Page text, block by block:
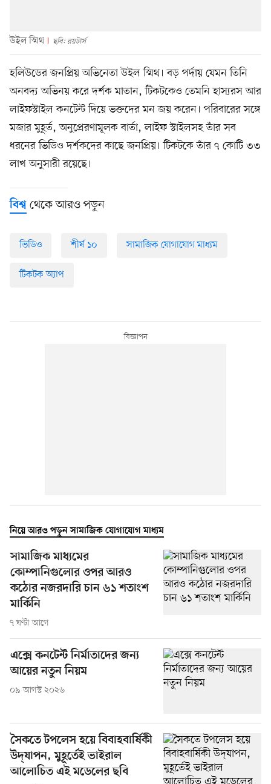
উইল স্মিথ ছবি: রয়টার্স
হলিউডের জনপ্রিয় অভিনেতা উইল স্মিথ। বড় পর্দায় যেমন তিনি
অনবদ্য অভিনয় করে দর্শক মাতান, টিকটকেও তেমনি হাস্যরস আর
লাইফস্টাইল কনটেন্ট দিয়ে ভক্তদের মন জয় করেন। পরিবারের সঙ্গে
মজার মুহূর্ত, অনুপ্রেরণামূলক বার্তা, লাইফ স্টাইলসহ তাঁর সব
ধরনের ভিডিও দর্শকদের কাছে জনপ্রিয়। টিকটকে তাঁর ৭ কোটি ৩৩
লাখ অনুসারী রয়েছে।
বিশ্ব থেকে আরও পড়ুন
ভিডিও শীর্ষ ১০ সামাজিক যোগাযোগ মাধ্যম
টিকটক অ্যাপ
নিয়ে আরও পড়ুন সামাজিক যোগাযোগ মাধ্যম
সামাজিক মাধ্যমের
কোম্পানিগুলোর ওপর আরও
কঠোর নজরদারি চান ৬১ শতাংশ
মার্কিনি
৭ ঘণ্টা আগে
এক্সে কনটেন্ট নির্মাতাদের জন্য
আয়ের নতুন নিয়ম
০৯ আগস্ট ২০২৬
সৈকতে টপলেস হয়ে বিবাহবার্ষিকী
উদ্‌যাপন, মুহূর্তেই ভাইরাল
আলোচিত এই মডেলের ছবি